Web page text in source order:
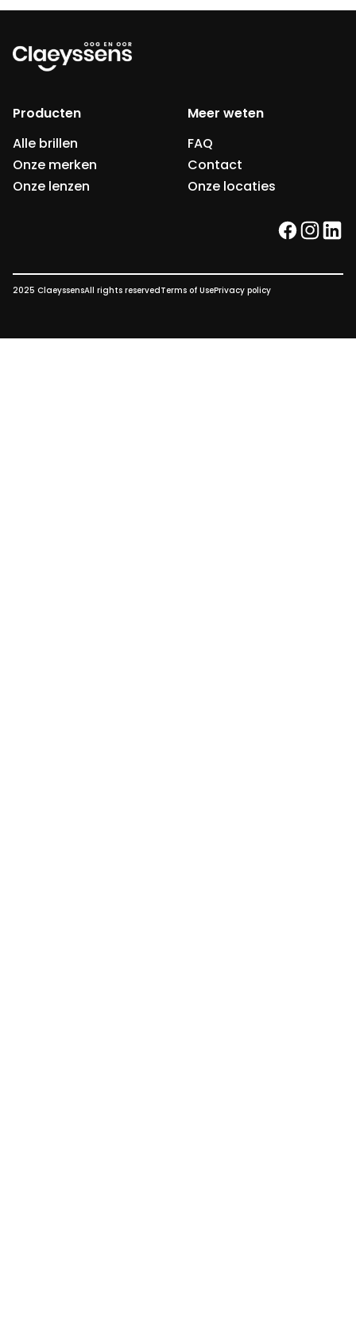
Producten
Alle brillen
Onze merken
Onze lenzen
Meer weten
FAQ
Contact
Onze locaties
facebook
2025 ClaeyssensAll rights reservedTerms of UsePrivacy policy